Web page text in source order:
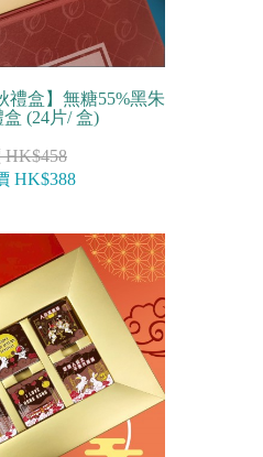
禮盒】無糖55%黑朱
(24片/ 盒)
HK$458
HK$388